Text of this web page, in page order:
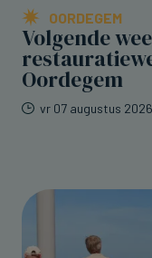
OORDEGEM
Volgende
Oordegem
vr 07 augustus